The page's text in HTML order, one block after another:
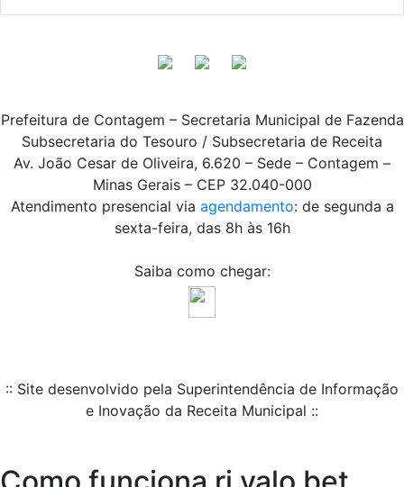
Prefeitura de Contagem – Secretaria Municipal de Fazenda
Subsecretaria do Tesouro / Subsecretaria de Receita
Av. João Cesar de Oliveira, 6.620 – Sede – Contagem –
Minas Gerais – CEP 32.040-000
Atendimento presencial via agendamento: de segunda a
sexta-feira, das 8h às 16h
Saiba como chegar:
:: Site desenvolvido pela Superintendência de Informação
e Inovação da Receita Municipal ::